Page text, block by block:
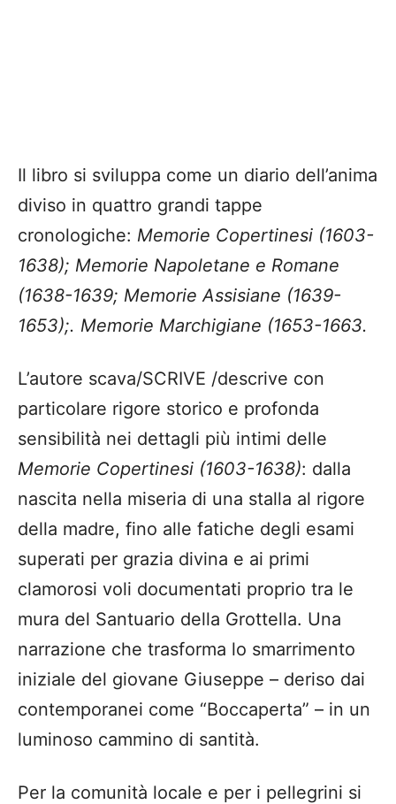
Il libro si sviluppa come un diario dell’anima
diviso in quattro grandi tappe
cronologiche: Memorie Copertinesi (1603-
1638); Memorie Napoletane e Romane
(1638-1639; Memorie Assisiane (1639-
1653);. Memorie Marchigiane (1653-1663.
L’autore scava/SCRIVE /descrive con
particolare rigore storico e profonda
sensibilità nei dettagli più intimi delle
Memorie Copertinesi (1603-1638): dalla
nascita nella miseria di una stalla al rigore
della madre, fino alle fatiche degli esami
superati per grazia divina e ai primi
clamorosi voli documentati proprio tra le
mura del Santuario della Grottella. Una
narrazione che trasforma lo smarrimento
iniziale del giovane Giuseppe – deriso dai
contemporanei come “Boccaperta” – in un
luminoso cammino di santità.
Per la comunità locale e per i pellegrini si